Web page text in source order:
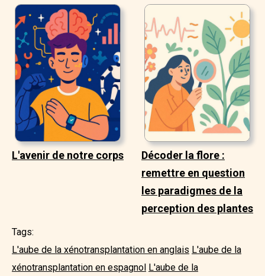
L'avenir de notre corps
Décoder la flore :
remettre en question
les paradigmes de la
perception des plantes
Tags:
L'aube de la xénotransplantation en anglais L'aube de la
xénotransplantation en espagnol L'aube de la